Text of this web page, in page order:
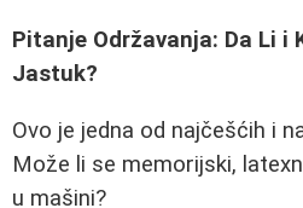
Pitanje Održavanja: Da Li i
Jastuk?
Ovo je jedna od najčešćih i
Može li se memorijski,
u mašini?